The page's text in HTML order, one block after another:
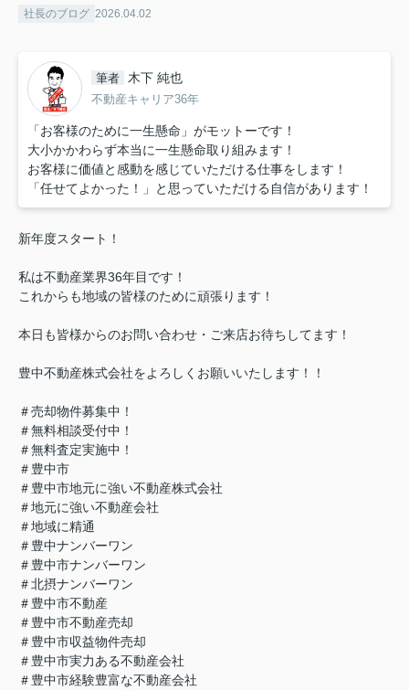
社長のブログ 2026.04.02
筆者 木下 純也
不動産キャリア36年
「お客様のために一生懸命」がモットーです！
大小かかわらず本当に一生懸命取り組みます！
お客様に価値と感動を感じていただける仕事をします！
「任せてよかった！」と思っていただける自信があります！
新年度スタート！
私は不動産業界36年目です！
これからも地域の皆様のために頑張ります！
本日も皆様からのお問い合わせ・ご来店お待ちしてます！
豊中不動産株式会社をよろしくお願いいたします！！
＃売却物件募集中！
＃無料相談受付中！
＃無料査定実施中！
＃豊中市
＃豊中市地元に強い不動産株式会社
＃地元に強い不動産会社
＃地域に精通
＃豊中ナンバーワン
＃豊中市ナンバーワン
＃北摂ナンバーワン
＃豊中市不動産
＃豊中市不動産売却
＃豊中市収益物件売却
＃豊中市実力ある不動産会社
＃豊中市経験豊富な不動産会社